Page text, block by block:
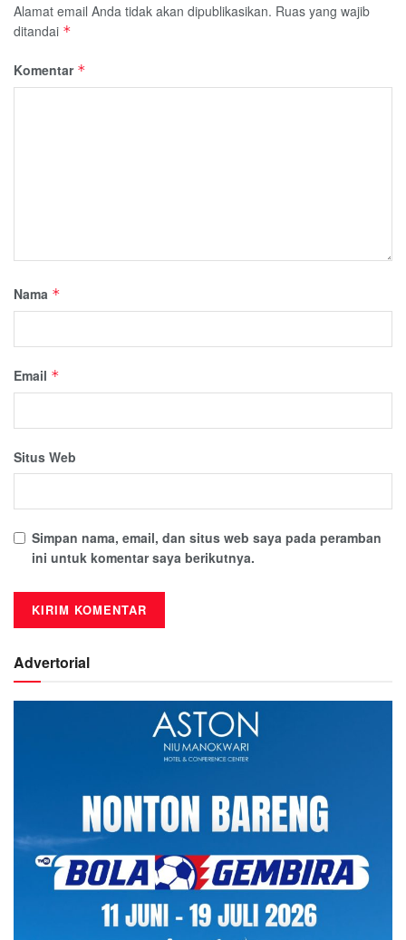
Alamat email Anda tidak akan dipublikasikan. Ruas yang wajib
ditandai *
Komentar *
Nama *
Email *
Situs Web
Simpan nama, email, dan situs web saya pada peramban
ini untuk komentar saya berikutnya.
Advertorial